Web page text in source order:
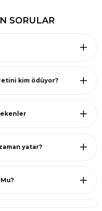
SORULAR
kim ödüyor?
yatar?